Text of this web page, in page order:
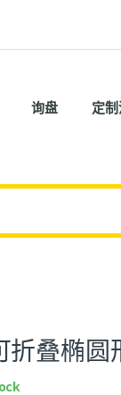
询盘 定
折叠椭圆